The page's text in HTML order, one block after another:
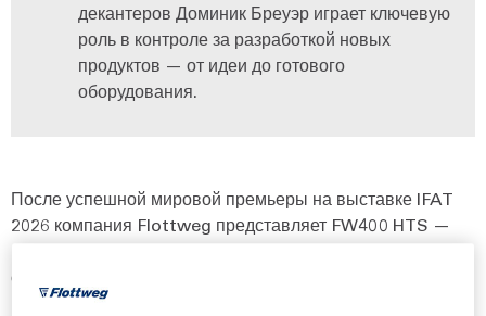
декантеров Доминик Бреуэр играет ключевую
роль в контроле за разработкой новых
продуктов — от идеи до готового
оборудования.
После успешной мировой премьеры на выставке IFAT
2026 компания Flottweg представляет FW400 HTS —
осадка. Агрегат был специально разработан с учетом
растущих требований к эффективности, гибкости и